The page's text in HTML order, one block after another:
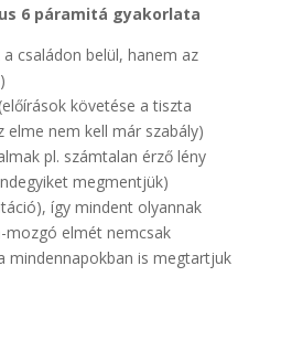
6 páramitá gyakorlata
családon belül, hanem az
követése a tiszta
elme nem kell már szabály)
pl. számtalan érző lény
megmentjük)
így mindent olyannak
elmét nemcsak
mindennapokban is megtartjuk